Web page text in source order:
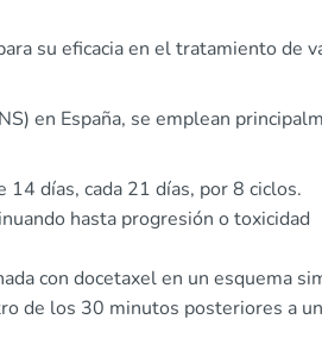
su eficacia en el tratamiento de
en España, se emplean
días, cada 21 días, por 8 ciclos.
hasta progresión o toxicidad
con docetaxel en un esquema
de los 30 minutos posteriores a